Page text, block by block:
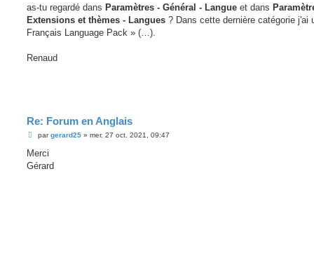
g
as-tu regardé dans Paramètres - Général - Langue et dans
Extensions et thèmes - Langues ? Dans cette dernière catégorie j'ai
Français Language Pack » (…).
Renaud
Re: Forum en Anglais
M
s
a
pargerard25» mer. 27 oct. 2021, 09:47
Merci
Gérard